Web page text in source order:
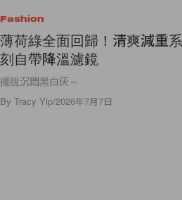
Fashion
薄荷綠全面回歸！清爽減重
刻自帶降溫濾鏡
擺脫沉悶黑白灰～
By Tracy Yip/2026年7月7日